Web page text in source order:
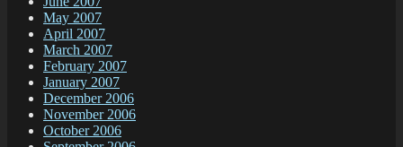
May 2007
April 2007
March 2007
February 2007
January 2007
December 2006
November 2006
October 2006